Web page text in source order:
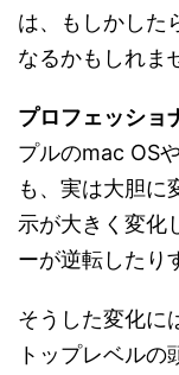
は、もしかした
なるかもしれま
プロフェッショ
プルのmac OS
も、実は大胆に
示が大きく変化
ーが逆転したり
そうした変化に
トップレベル